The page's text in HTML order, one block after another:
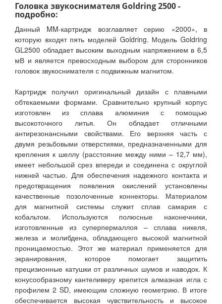
Головка звукоснимателя Goldring 2500 -
подробно:
Данный MM-картридж возглавляет серию «2000», в
которую входят пять моделей Goldring. Модель Goldring
GL2500 обладает высоким выходным напряжением в 6,5
мВ и является превосходным выбором для сторонников
головок звукоснимателя с подвижным магнитом.
Картридж получил оригинальный дизайн с плавными
обтекаемыми формами. Сравнительно крупный корпус
изготовлен из сплава алюминия с помощью
высокоточного литья. Он обладает отличными
антирезонансными свойствами. Его верхняя часть с
двумя резьбовыми отверстиями, предназначенными для
крепления к шеллу (расстояние между ними – 12,7 мм),
имеет небольшой срез впереди и соединена с округлой
нижней частью. Для обеспечения надежного контакта и
предотвращения появления окислений установлены
качественные позолоченные коннекторы. Материалом
для магнитной системы служит сплав самария с
кобальтом. Используются полюсные наконечники,
изготовленные из суперпермаллоя – сплава никеля,
железа и молибдена, обладающего высокой магнитной
проницаемостью. Этот же материал применяется для
экранирования, которое помогает защитить
прецизионные катушки от различных шумов и наводок. К
конусообразному кантеливеру крепится алмазная игла с
профилем 2 SD, имеющим сложную геометрию. В итоге
обеспечивается высокая чувствительность и высокое